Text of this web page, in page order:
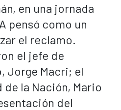
en una jornada
pensó como un
el reclamo.
el jefe de
Jorge Macri; el
la Nación, Mario
del